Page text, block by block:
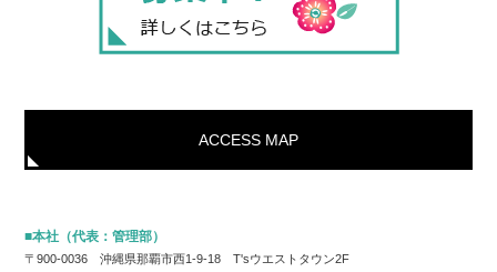
ACCESS MAP
■本社（代表：管理部）
〒900-0036 沖縄県那覇市西1-9-18 T'sウエストタウン2F